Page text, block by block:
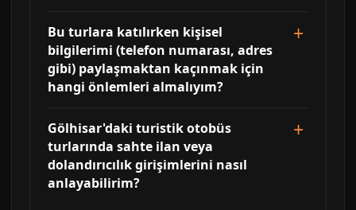
Bu turlara katılırken kişisel
bilgilerimi (telefon numarası, adres
gibi) paylaşmaktan kaçınmak için
hangi önlemleri almalıyım?
Gölhisar'daki turistik otobüs
turlarında sahte ilan veya
dolandırıcılık girişimlerini nasıl
anlayabilirim?